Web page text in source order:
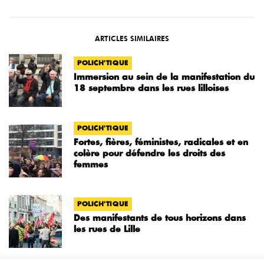
ARTICLES SIMILAIRES
POLICH'TIQUE
Immersion au sein de la manifestation du
18 septembre dans les rues lilloises
POLICH'TIQUE
Fortes, fières, féministes, radicales et en
colère pour défendre les droits des
femmes
POLICH'TIQUE
Des manifestants de tous horizons dans
les rues de Lille